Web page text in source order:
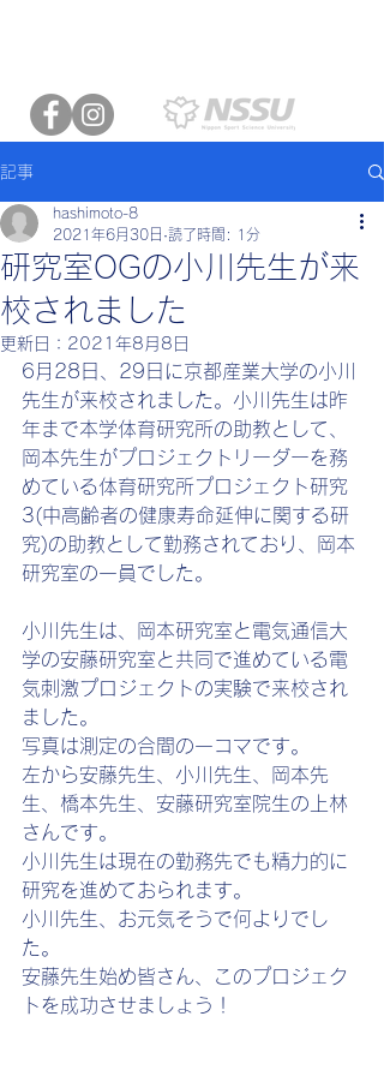
記事
研究室OGの小川先生が来
校されました
hashimoto-8
2021年6月30日 読了時間: 1分
更新日： 2021年8月8日
6月28日、29日に京都産業大学の小川
先生が来校されました。小川先生は昨
年まで本学体育研究所の助教として、
岡本先生がプロジェクトリーダーを務
めている体育研究所プロジェクト研究
3(中高齢者の健康寿命延伸に関する研
究)の助教として勤務されており、岡本
研究室の一員でした。
小川先生は、岡本研究室と電気通信大
学の安藤研究室と共同で進めている電
気刺激プロジェクトの実験で来校され
ました。
写真は測定の合間の一コマです。
左から安藤先生、小川先生、岡本先
生、橋本先生、安藤研究室院生の上林
さんです。
小川先生は現在の勤務先でも精力的に
研究を進めておられます。
小川先生、お元気そうで何よりでし
た。
安藤先生始め皆さん、このプロジェク
トを成功させましょう！